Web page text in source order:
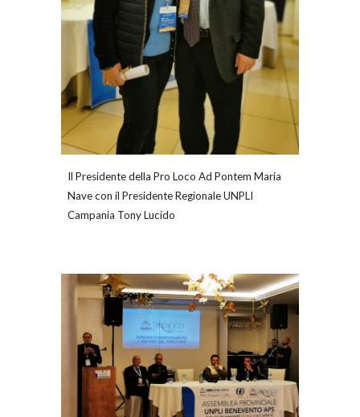
Il Presidente della Pro Loco Ad Pontem Maria
Nave con il Presidente Regionale UNPLI
Campania Tony Lucido